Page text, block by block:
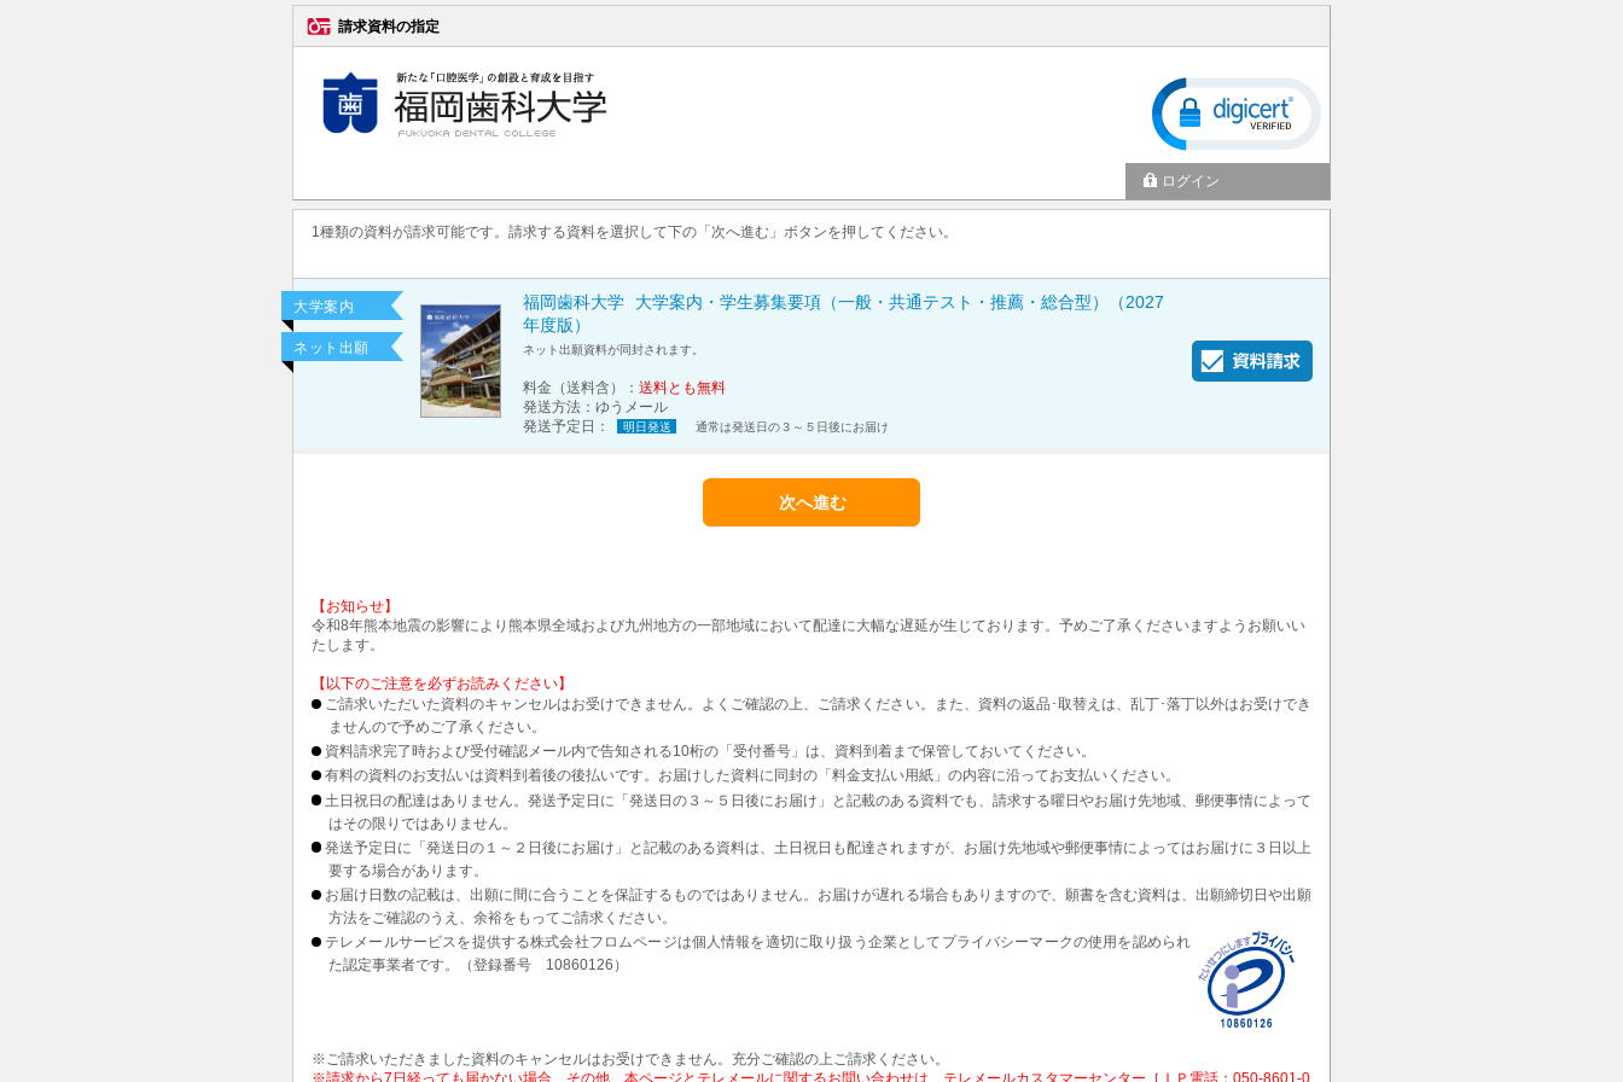
請求資料の指定
ログイン
1種類の資料が請求可能です。請求する資料を選択して下の「次へ進む」ボタンを押してください。
大学案内
ネット出願
福岡歯科大学
大学案内・学生募集要項（一般・共通テスト・推薦・総合型）（2027
年度版）
ネット出願資料が同封されます。
料金（送料含）： 送料とも無料
発送方法： ゆうメール
発送予定日：
明日発送 通常は発送日の３～５日後にお届け
【お知らせ】
令和8年熊本地震の影響により熊本県全域および九州地方の一部地域において配達に大幅な遅延が生じております。予めご了承くださいますようお願いい
たします。
【以下のご注意を必ずお読みください】
ご請求いただいた資料のキャンセルはお受けできません。よくご確認の上、ご請求ください。また、資料の返品･取替えは、乱丁･落丁以外はお受けでき
ませんので予めご了承ください。
資料請求完了時および受付確認メール内で告知される10桁の「受付番号」は、資料到着まで保管しておいてください。
有料の資料のお支払いは資料到着後の後払いです。お届けした資料に同封の「料金支払い用紙」の内容に沿ってお支払いください。
土日祝日の配達はありません。発送予定日に「発送日の３～５日後にお届け」と記載のある資料でも、請求する曜日やお届け先地域、郵便事情によって
はその限りではありません。
発送予定日に「発送日の１～２日後にお届け」と記載のある資料は、土日祝日も配達されますが、お届け先地域や郵便事情によってはお届けに３日以上
要する場合があります。
お届け日数の記載は、出願に間に合うことを保証するものではありません。お届けが遅れる場合もありますので、願書を含む資料は、出願締切日や出願
方法をご確認のうえ、余裕をもってご請求ください。
テレメールサービスを提供する株式会社フロムページは個人情報を適切に取り扱う企業としてプライバシーマークの使用を認められ
た認定事業者です。（登録番号 10860126）
※ご請求いただきました資料のキャンセルはお受けできません。充分ご確認の上ご請求ください。
※請求から7日経っても届かない場合、その他、本ページとテレメールに関するお問い合わせは、テレメールカスタマーセンター［ＩＰ電話：050-8601-0